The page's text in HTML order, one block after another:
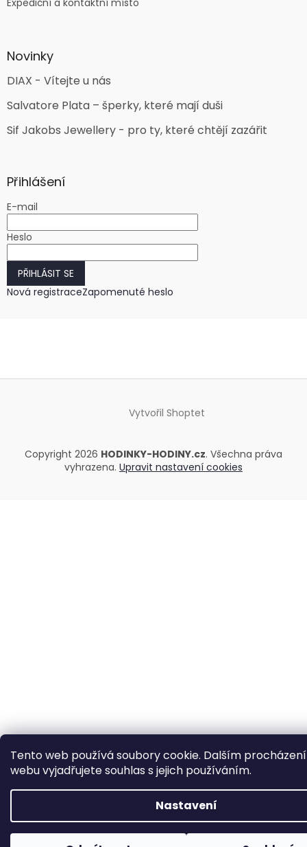
Tento web používá soubory cookie. Dalším
webu vyjadřujete souhlas s jejich používáním.
Nastavení
Expediční a kontaktní místo
Novinky
DIAX - Vítejte u nás
Salvatore Plata – šperky, které mají duši
Sif Jakobs Jewellery - pro ty, které chtějí zazářit
Přihlášení
E-mail
Heslo
PŘIHLÁSIT SE
Nová registraceZapomenuté heslo
Vytvořil Shoptet
Copyright 2026 HODINKY-HODINY.cz. Všechna práva
vyhrazena. Upravit nastavení cookies